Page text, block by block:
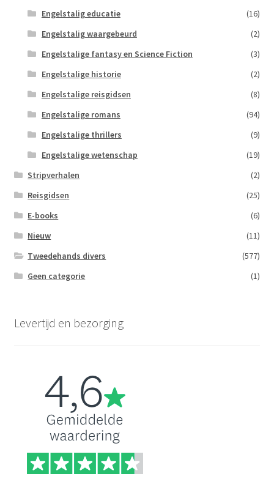
Engelstalig educatie
(16)
Engelstalig waargebeurd
(2)
Engelstalige fantasy en Science Fiction
(3)
Engelstalige historie
(2)
Engelstalige reisgidsen
(8)
Engelstalige romans
(94)
Engelstalige thrillers
(9)
Engelstalige wetenschap
(19)
Stripverhalen
(2)
Reisgidsen
(25)
E-books
(6)
Nieuw
(11)
Tweedehands divers
(577)
Geen categorie
(1)
Levertijd en bezorging